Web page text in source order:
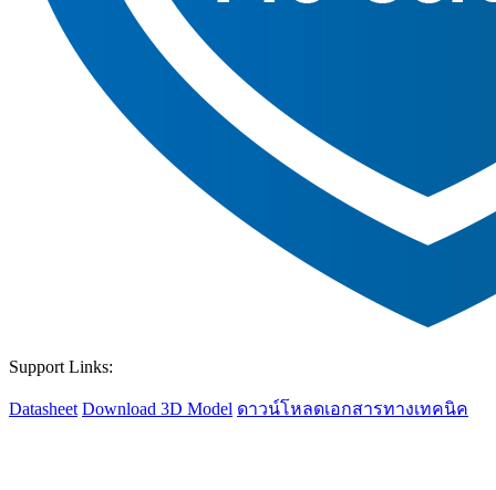
Support Links:
Datasheet Download 3D Model ดาวน์โหลดเอกสารทางเทคนิค